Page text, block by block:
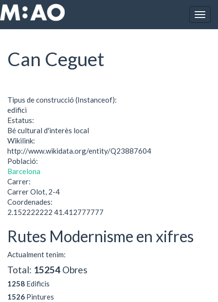
Vés al contingut
Inici Can Ceguet
Can Ceguet
Tipus de construcció (Instanceof):
edifici
Estatus:
Bé cultural d'interès local
Wikilink:
http://www.wikidata.org/entity/Q23887604
Població:
Barcelona
Carrer:
Carrer Olot, 2-4
Coordenades:
2.152222222 41.412777777
Rutes Modernisme en xifres
Actualment tenim:
Total: 15254 Obres
1258 Edificis
1526 Pintures